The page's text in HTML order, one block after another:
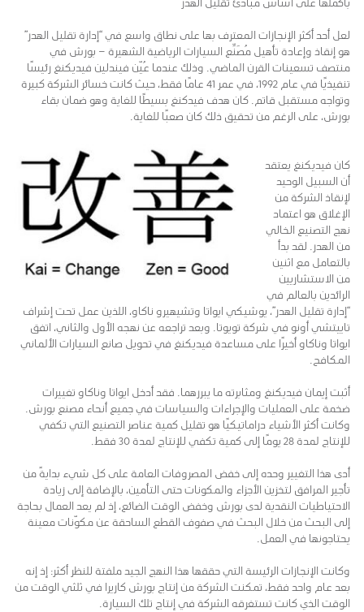
لعل أحد أكثر الإنجازات المعترف بها على نطاق واسع في “إدارة تقليل الهدر”
هو إنقاذ وإعادة تأهيل مُصَنِّع السيارات الرياضية الشهيرة – بورش في
منتصف تسعينات القرن الماضي. وذلك عندما عُيّن فيندلين فيديكنغ رئيسًا
تنفيذيًا في عام 1992، في عمر 41 عامًا فقط، حيث كانت خسائر الشركة كبيرة
وتواجه مستقبل قاتم. كان هدف فيدكنغ بسيطًا للغاية وهو ضمان بقاء
بورش، على الرغم من تحقيق ذلك كان صعبًا للغاية.
كان فيديكنغ يعتقد
أن السبيل الوحيد
لإنقاذ الشركة من
الإغلاق هو اعتماد
نهج التصنيع الخالي
من الهدر. لقد بدأ
بالتعامل مع اثنين
من الاستشاريين
الرائدين بالعالم في
“إدارة تقليل الهدر”، يوشيكي ايواتا وتشيهيرو ناكاو، اللذين عمل تحت إشراف
تاييتشي أونو في شركة تويوتا. وبعد تراجعه عن نهجه الأول والثاني، اتفق
ايواتا وناكاو أخيرًا على مساعدة فيديكنغ في تحويل صانع السيارات الألماني
المكافح.
أثبت إيمان فيديكنغ ومثابرته ما يبررهما. فقد أدخل ايواتا وناكاو تغييرات
ضخمة على العمليات والإجراءات والسياسات في جميع أنحاء مصنع بورش.
وكانت أكثر الأشياء دراماتيكيًا هو تقليل كمية عناصر التصنيع التي تكفي
للإنتاج لمدة 28 يومًا إلى كمية تكفي للإنتاج لمدة 30 فقط.
أدى هذا التغيير وحده إلى خفض المصروفات العامة على كل شيء بدايةً من
تأجير المرافق لتخزين الأجزاء والمكونات حتى التأمين، بالإضافة إلى زيادة
الاحتياطيات النقدية لدى بورش وخفض الوقت الضائع، إذ لم يعد العمال بحاجة
إلى البحث من خلال البحث في صفوف القطع الساحقة عن مكوّنات معينة
يحتاجونها في العمل.
وكانت الإنجازات الرئيسة التي حققها هذا النهج الجيد ملفتة للنظر أكثر: إذ إنه
بعد عام واحد فقط، تمكنت الشركة من إنتاج بورش كاريرا في ثلثي الوقت من
الوقت الذي كانت تستغرقه الشركة في إنتاج تلك السيارة.